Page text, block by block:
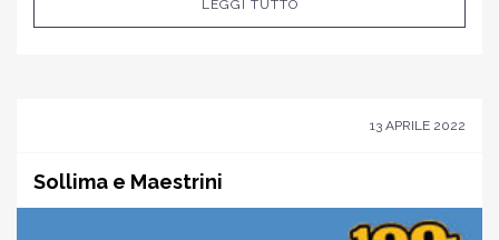
LEGGI TUTTO
13 APRILE 2022
Sollima e Maestrini